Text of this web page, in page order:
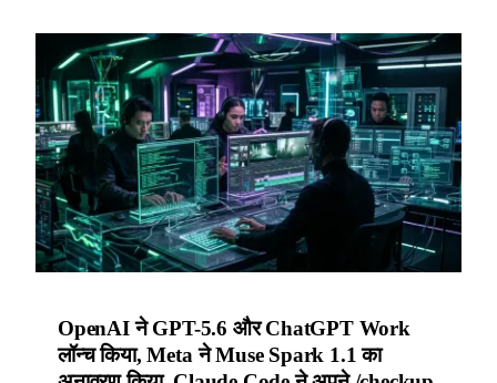
OpenAI ने GPT-5.6 और ChatGPT Work
लॉन्च किया, Meta ने Muse Spark 1.1 का